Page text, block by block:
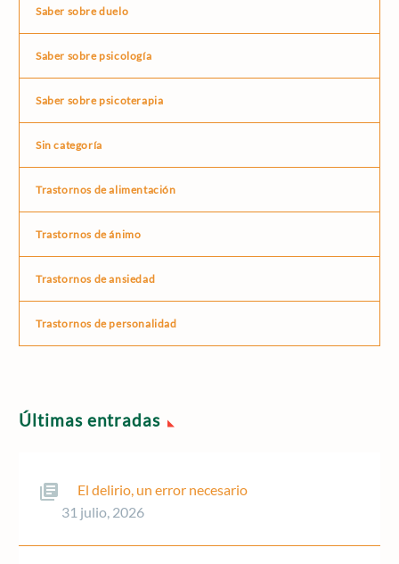
Saber sobre duelo
Saber sobre psicología
Saber sobre psicoterapia
Sin categoría
Trastornos de alimentación
Trastornos de ánimo
Trastornos de ansiedad
Trastornos de personalidad
Últimas entradas
El delirio, un error necesario
31 julio, 2026